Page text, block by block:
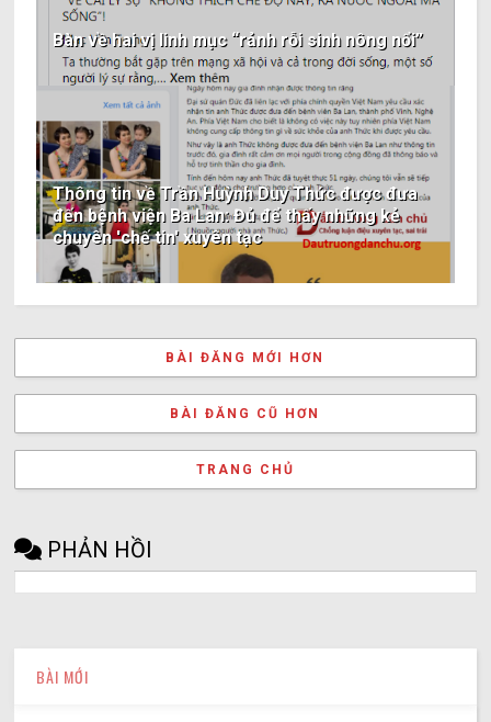
Bàn về hai vị linh mục “rảnh rỗi sinh nông nổi”
Thông tin về Trần Huỳnh Duy Thức được đưa
đến bệnh viện Ba Lan: Đủ để thấy những kẻ
chuyên 'chế tin' xuyên tạc
BÀI ĐĂNG MỚI HƠN
BÀI ĐĂNG CŨ HƠN
TRANG CHỦ
PHẢN HỒI
BÀI MỚI